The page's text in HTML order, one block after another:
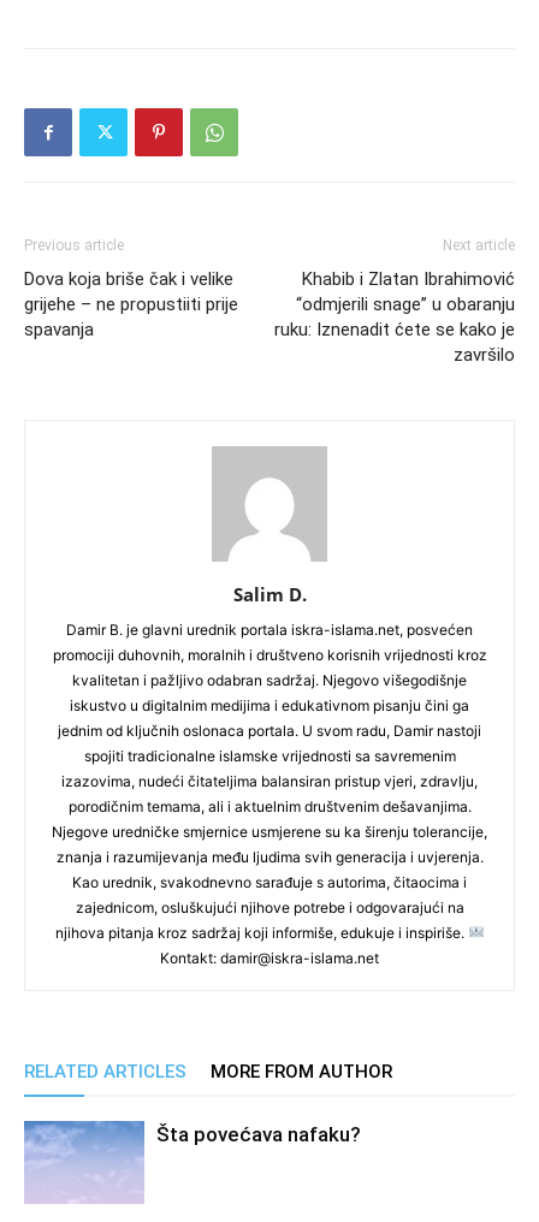
Previous article
Dova koja briše čak i velike
grijehe – ne propustiiti prije
spavanja
Next article
Khabib i Zlatan Ibrahimović
“odmjerili snage” u obaranju
ruku: Iznenadit ćete se kako je
završilo
Salim D.
Damir B. je glavni urednik portala iskra-islama.net, posvećen
promociji duhovnih, moralnih i društveno korisnih vrijednosti kroz
kvalitetan i pažljivo odabran sadržaj. Njegovo višegodišnje
iskustvo u digitalnim medijima i edukativnom pisanju čini ga
jednim od ključnih oslonaca portala. U svom radu, Damir nastoji
spojiti tradicionalne islamske vrijednosti sa savremenim
izazovima, nudeći čitateljima balansiran pristup vjeri, zdravlju,
porodičnim temama, ali i aktuelnim društvenim dešavanjima.
Njegove uredničke smjernice usmjerene su ka širenju tolerancije,
znanja i razumijevanja među ljudima svih generacija i uvjerenja.
Kao urednik, svakodnevno sarađuje s autorima, čitaocima i
zajednicom, osluškujući njihove potrebe i odgovarajući na
njihova pitanja kroz sadržaj koji informiše, edukuje i inspiriše.
Kontakt: damir@iskra-islama.net
RELATED ARTICLES MORE FROM AUTHOR
Šta povećava nafaku?